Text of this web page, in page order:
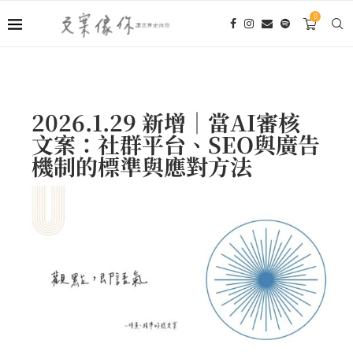
0
2026.1.29 新增｜當AI審核
文案：社群平台、SEO與廣告
機制的標準與應對方法